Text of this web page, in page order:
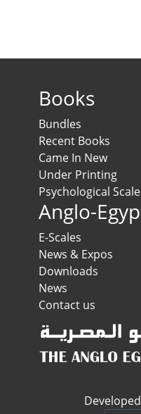
Books
Bundles
Recent Books
Came In New
Under Printing
Psychological
Anglo-
E-Scales
News & Expos
Downloads
News
Contact us